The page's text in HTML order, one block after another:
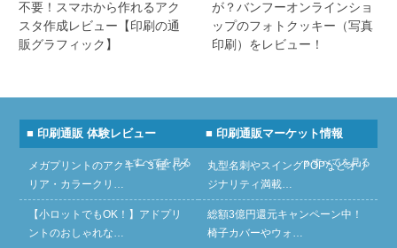
不要！スマホから作れるアク
スタ作成レビュー【印刷の通
販グラフィック】
が？バンフーオンラインショ
ップのフォトクッキー（写真
印刷）をレビュー！
■ 印刷通販 体験レビュー
» すべてを見る
メガプリントのアクキー３種（ク
リア・カラークリ…
【小ロットでもOK！】アドプリ
ントのおしゃれな…
■ 印刷通販マーケット情報
» すべてを見る
丸型名刺やスイングPOPなどオリ
ジナリティ満載…
総額3億円還元キャンペーン中！
椅子カバーやウォ…